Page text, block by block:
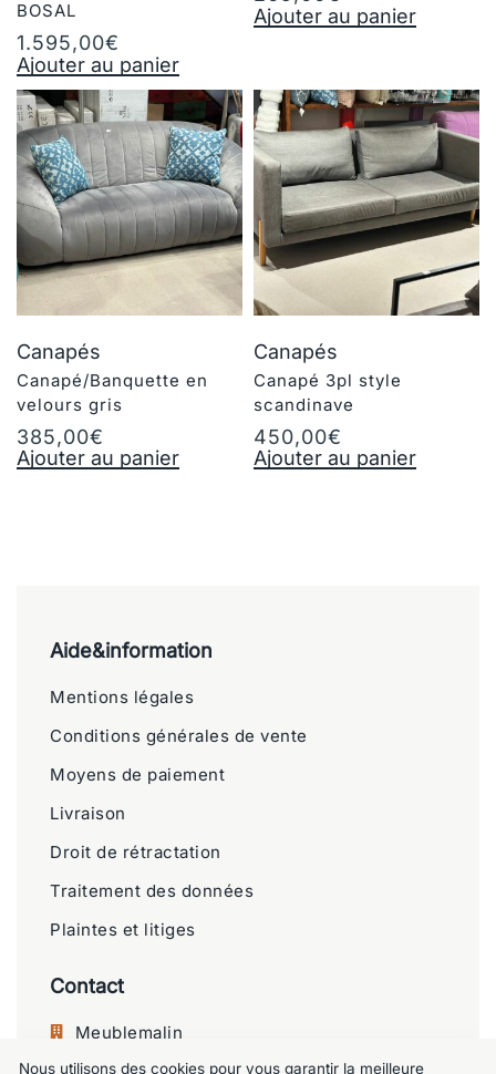
BOSAL
1.595,00€
Ajouter au panier
Ajouter au panier
Canapés
Canapé/Banquette en
velours gris
385,00€
Ajouter au panier
Canapés
Canapé 3pl style
scandinave
450,00€
Ajouter au panier
Aide&information
Mentions légales
Conditions générales de vente
Moyens de paiement
Livraison
Droit de rétractation
Traitement des données
Plaintes et litiges
Contact
Meublemalin
Nous utilisons des cookies pour vous garantir la meilleure